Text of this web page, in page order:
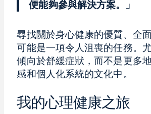
便能夠參與解決方案。」
尋找關於身心健康的優質、全
可能是一項令人沮喪的任務。
傾向於舒緩症狀，而不是更多
感和個人化系統的文化中。
我的心理健康之旅